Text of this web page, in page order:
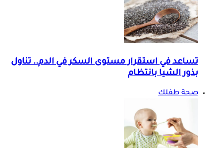
تساعد في استقرار مستوى السكر في الدم.. تناول
بذور الشيا بانتظام
صحة طفلك